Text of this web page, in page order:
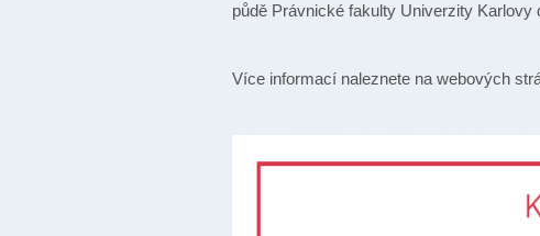
půdě Právnické fakulty Univerzity Karlovy
Více informací naleznete na webových